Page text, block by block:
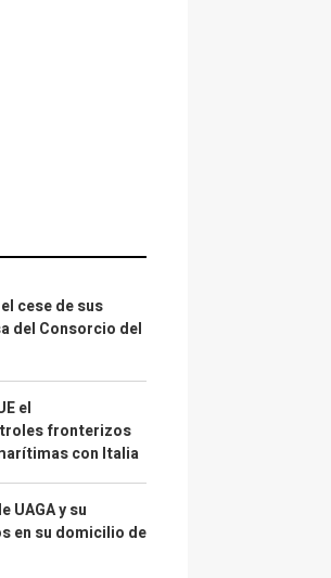
cese de sus
del Consorcio del
el
fronterizos
con Italia
UAGA y su
en su domicilio de